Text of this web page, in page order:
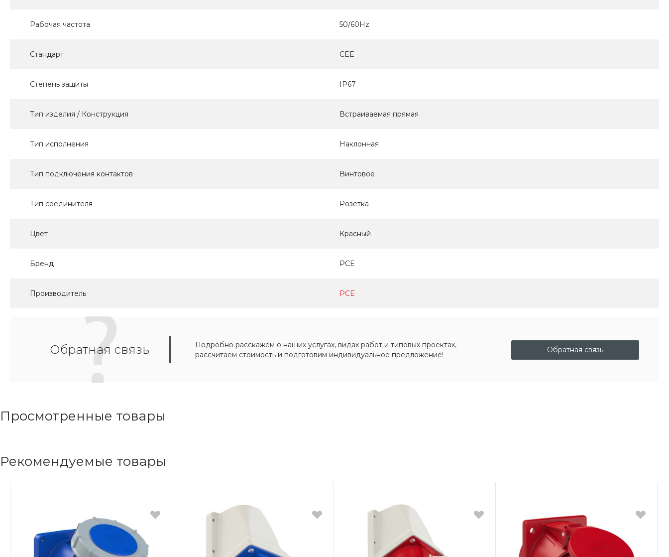
Рабочая частота 50/60Hz
Стандарт CEE
Степень защиты IP67
Тип изделия / Конструкция Встраиваемая прямая
Тип исполнения Наклонная
Тип подключения контактов Винтовое
Тип соединителя Розетка
Цвет Красный
Бренд PCE
Производитель PCE
Обратная связь
Подробно расскажем о наших услугах, видах работ и типовых проектах,
рассчитаем стоимость и подготовим индивидуальное предложение!
Обратная связь
Просмотренные товары
Рекомендуемые товары